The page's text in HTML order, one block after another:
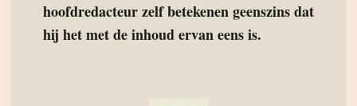
hoofdredacteur zelf betekenen geenszins dat
hij het met de inhoud ervan eens is.